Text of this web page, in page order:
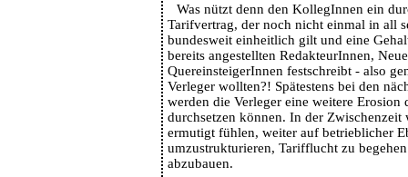
Was nützt denn den KollegInnen ein
Tarifvertrag, der noch nicht einmal in all
bundesweit einheitlich gilt und eine
bereits angestellten RedakteurInnen,
QuereinsteigerInnen festschreibt - also
Verleger wollten?! Spätestens bei den
werden die Verleger eine weitere Erosion
durchsetzen können. In der Zwischenzeit
ermutigt fühlen, weiter auf betrieblicher
umzustrukturieren, Tarifflucht zu
abzubauen.